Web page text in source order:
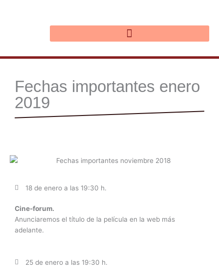
Fechas importantes enero
2019
18 de enero a las 19:30 h.
Cine-forum.
Anunciaremos el título de la película en la web más
adelante.
25 de enero a las 19:30 h.